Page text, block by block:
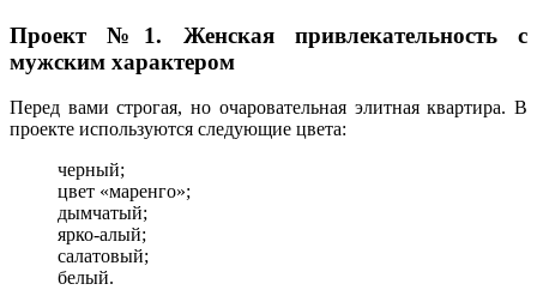
Проект №1. Женская привлекательность с
мужским характером
Перед вами строгая, но очаровательная элитная квартира. В
проекте используются следующие цвета:
черный;
цвет «маренго»;
дымчатый;
ярко-алый;
салатовый;
белый.